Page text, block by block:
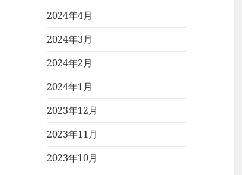
2024年4月
2024年3月
2024年2月
2024年1月
2023年12月
2023年11月
2023年10月